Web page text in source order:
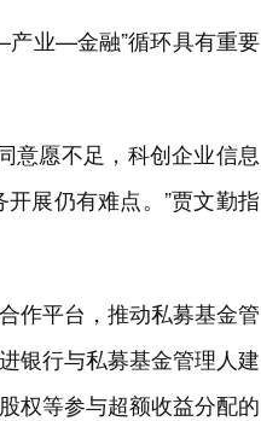
产业—金融”循环具有重要
意愿不足，科创企业信息
展仍有难点。”贾文勤指
作平台，推动私募基金管
银行与私募基金管理人建
权等参与超额收益分配的